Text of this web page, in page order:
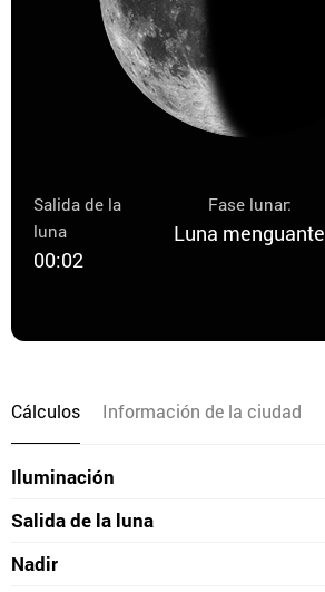
Salida de la
luna
00:02
Fase lunar:
Luna menguante
Cálculos Información de la ciudad
Iluminación
Salida de la luna
Nadir